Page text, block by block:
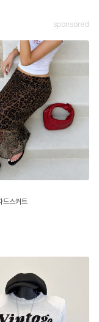
다.
과 다소 차이가 있을 수 있
치가 이미지와 다를 수 있
sponsored
드스커트